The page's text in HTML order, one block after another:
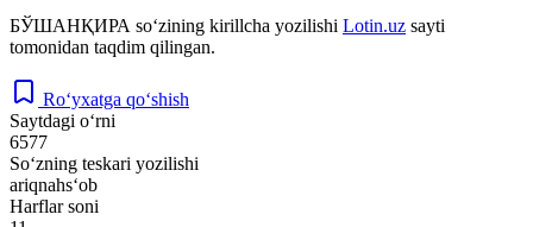
БЎШАНҚИРА so‘zining kirillcha yozilishi Lotin.uz sayti
tomonidan taqdim qilingan.
Ro‘yxatga qo‘shish
Saytdagi o‘rni
6577
So‘zning teskari yozilishi
ariqnahs‘ob
Harflar soni